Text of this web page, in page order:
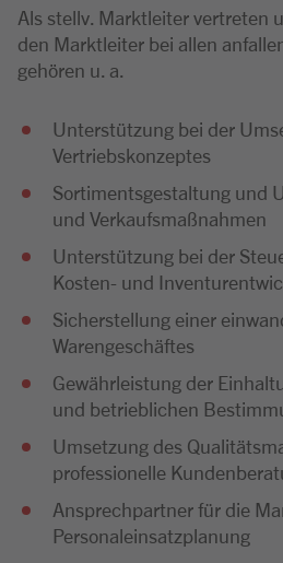
Als stellv. Marktleiter vertreten
den Marktleiter bei allen
gehören u. a.
Unterstützung bei der
Vertriebskonzeptes
Sortimentsgestaltung und
und Verkaufsmaßnahmen
Unterstützung bei der
Kosten- und
Sicherstellung einer
Warengeschäftes
Gewährleistung der
und betrieblichen
Umsetzung des
professionelle
Ansprechpartner für die
Personaleinsatzplanung